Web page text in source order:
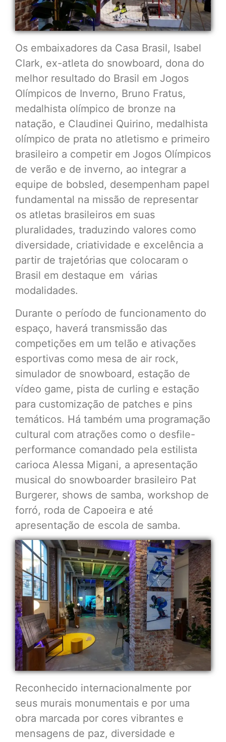
Os embaixadores da Casa Brasil, Isabel
Clark, ex-atleta do snowboard, dona do
melhor resultado do Brasil em Jogos
Olímpicos de Inverno, Bruno Fratus,
medalhista olímpico de bronze na
natação, e Claudinei Quirino, medalhista
olímpico de prata no atletismo e primeiro
brasileiro a competir em Jogos Olímpicos
de verão e de inverno, ao integrar a
equipe de bobsled, desempenham papel
fundamental na missão de representar
os atletas brasileiros em suas
pluralidades, traduzindo valores como
diversidade, criatividade e excelência a
partir de trajetórias que colocaram o
Brasil em destaque em várias
modalidades.
Durante o período de funcionamento do
espaço, haverá transmissão das
competições em um telão e ativações
esportivas como mesa de air rock,
simulador de snowboard, estação de
vídeo game, pista de curling e estação
para customização de patches e pins
temáticos. Há também uma programação
cultural com atrações como o desfile-
performance comandado pela estilista
carioca Alessa Migani, a apresentação
musical do snowboarder brasileiro Pat
Burgerer, shows de samba, workshop de
forró, roda de Capoeira e até
apresentação de escola de samba.
Reconhecido internacionalmente por
seus murais monumentais e por uma
obra marcada por cores vibrantes e
mensagens de paz, diversidade e